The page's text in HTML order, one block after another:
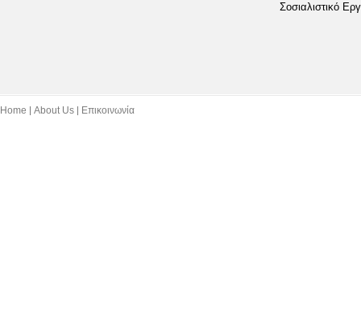
Σοσιαλιστικό
Home About Us Επικοινωνία